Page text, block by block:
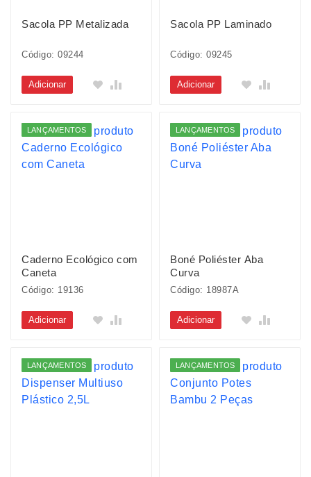
Sacola PP Metalizada
Código: 09244
Adicionar
Sacola PP Laminado
Código: 09245
Adicionar
LANÇAMENTOS
Caderno Ecológico com
Caneta
Código: 19136
Adicionar
LANÇAMENTOS
Boné Poliéster Aba
Curva
Código: 18987A
Adicionar
LANÇAMENTOS LANÇAMENTOS